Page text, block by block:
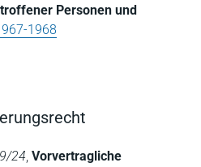
Personen und
1968
24, Vorvertragliche